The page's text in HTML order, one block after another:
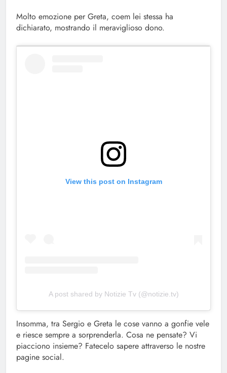
Molto emozione per Greta, coem lei stessa ha
dichiarato, mostrando il meraviglioso dono.
View this post on Instagram
A post shared by Notizie Tv (@notizie.tv)
Insomma, tra Sergio e Greta le cose vanno a gonfie vele
e riesce sempre a sorprenderla. Cosa ne pensate? Vi
piacciono insieme? Fatecelo sapere attraverso le nostre
pagine social.